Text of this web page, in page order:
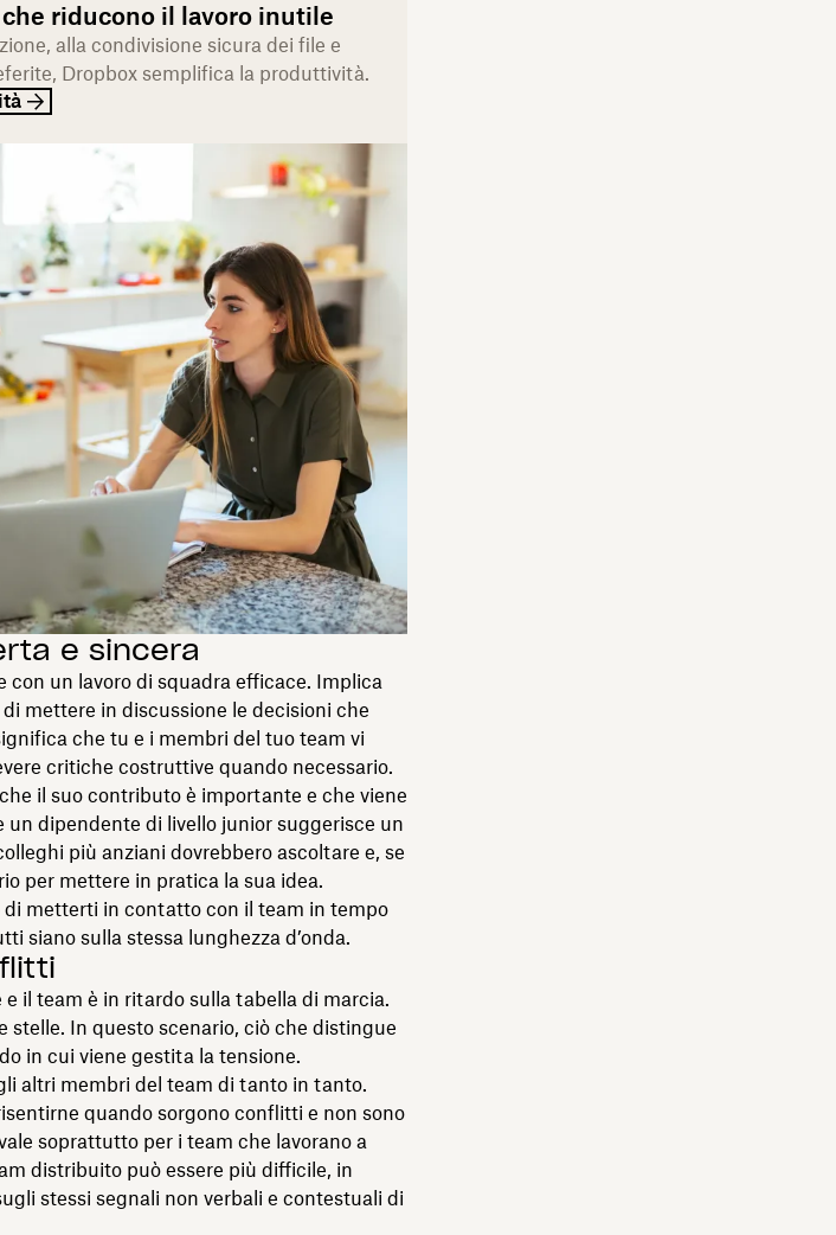
riducono il lavoro inutile
alla condivisione sicura dei file e
Dropbox semplifica la produttività.
e sincera
un lavoro di squadra efficace. Implica
mettere in discussione le decisioni che
che tu e i membri del tuo team vi
critiche costruttive quando necessario.
il suo contributo è importante e che viene
dipendente di livello junior suggerisce un
più anziani dovrebbero ascoltare e, se
per mettere in pratica la sua idea.
metterti in contatto con il team in tempo
siano sulla stessa lunghezza d’onda.
il team è in ritardo sulla tabella di marcia.
stelle. In questo scenario, ciò che distingue
in cui viene gestita la tensione.
altri membri del team di tanto in tanto.
quando sorgono conflitti e non sono
soprattutto per i team che lavorano a
distribuito può essere più difficile, in
stessi segnali non verbali e contestuali di